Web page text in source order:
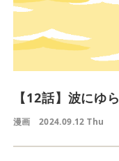
【12話】波にゆ
漫画 2024.09.12 Thu